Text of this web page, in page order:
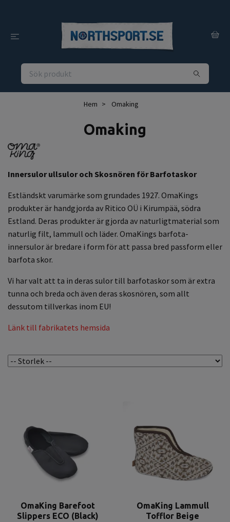
Hem Omaking
Omaking
Innersulor ullsulor och Skosnören för Barfotaskor
Estländskt varumärke som grundades 1927. OmaKings
produkter är handgjorda av Ritico OÜ i Kirumpää, södra
Estland. Deras produkter är gjorda av naturligtmaterial som
naturlig filt, lammull och läder. OmaKings barfota-
innersulor är bredare i form för att passa bred passform eller
barfota skor.
Vi har valt att ta in deras sulor till barfotaskor som är extra
tunna och breda och även deras skosnören, som allt
dessutom tillverkas inom EU!
Länk till fabrikatets hemsida
OmaKing Barefoot
Slippers ECO (Black)
OmaKing Lammull
Tofflor Beige